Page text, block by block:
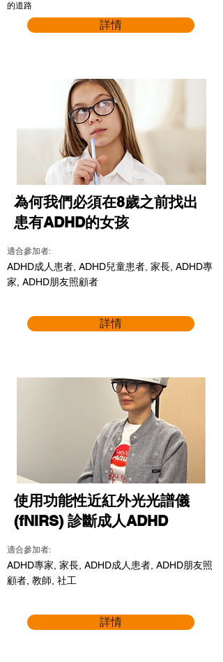
的道路
詳情
為何我們必須在8歲之前找出
患有ADHD的女孩
適合參加者:
ADHD成人患者, ADHD兒童患者, 家長, ADHD專
家, ADHD朋友照顧者
詳情
使用功能性近紅外光光譜儀
(fNIRS) 診斷成人ADHD
適合參加者:
ADHD專家, 家長, ADHD成人患者, ADHD朋友照
顧者, 教師, 社工
詳情